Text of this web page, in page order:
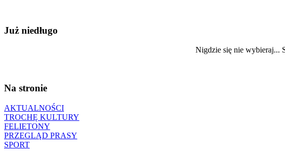
Już niedługo
Nigdzie się nie wybieraj...
Na stronie
AKTUALNOŚCI
TROCHĘ KULTURY
FELIETONY
PRZEGLĄD PRASY
SPORT